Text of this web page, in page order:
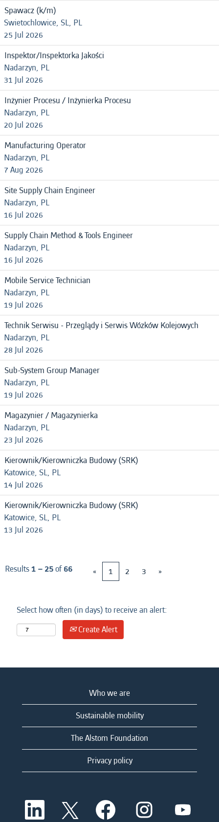
Spawacz (k/m)
Swietochlowice, SL, PL
25 Jul 2026
Inspektor/Inspektorka Jakości
Nadarzyn, PL
31 Jul 2026
Inżynier Procesu / Inżynierka Procesu
Nadarzyn, PL
20 Jul 2026
Manufacturing Operator
Nadarzyn, PL
7 Aug 2026
Site Supply Chain Engineer
Nadarzyn, PL
16 Jul 2026
Supply Chain Method & Tools Engineer
Nadarzyn, PL
16 Jul 2026
Mobile Service Technician
Nadarzyn, PL
19 Jul 2026
Technik Serwisu - Przeglądy i Serwis Wózków Kolejowych
Nadarzyn, PL
28 Jul 2026
Sub-System Group Manager
Nadarzyn, PL
19 Jul 2026
Magazynier / Magazynierka
Nadarzyn, PL
23 Jul 2026
Kierownik/Kierowniczka Budowy (SRK)
Katowice, SL, PL
14 Jul 2026
Kierownik/Kierowniczka Budowy (SRK)
Katowice, SL, PL
13 Jul 2026
Results1 – 25of66 « 1 2 3 »
Select how often (in days) to receive an alert:
Create Alert
Who we are
Sustainable mobility
The Alstom Foundation
Privacy policy
O
e
O
p
O
p
e
O
p
O